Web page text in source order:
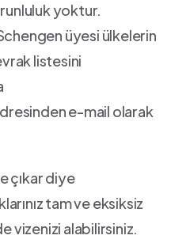
yoktur.
üyesi ülkelerin
listesini
e-mail olarak
çıkar diye
tam ve eksiksiz
vizenizi alabilirsiniz.